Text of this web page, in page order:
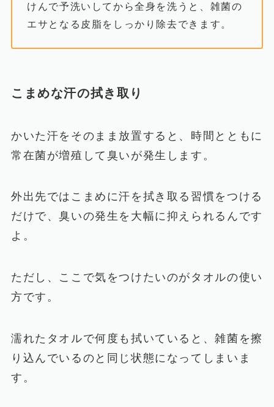
けんで予洗いしてから全身を洗うと、雑菌の
エサとなる皮脂をしっかり除去できます。
こまめな汗の拭き取り
かいた汗をそのまま放置すると、時間とともに
常在菌が増殖して臭いが発生します。
外出先ではこまめに汗を拭き取る習慣をつける
だけで、臭いの発生を大幅に抑えられるんです
よ。
ただし、ここで気をつけたいのがタオルの使い
方です。
濡れたタオルで何度も拭いていると、雑菌を擦
り込んでいるのと同じ状態になってしまいま
す。